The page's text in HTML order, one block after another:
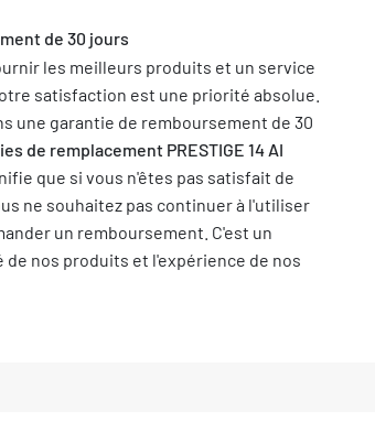
de 30 jours
les meilleurs produits et un service
satisfaction est une priorité absolue.
une garantie de remboursement de 30
de remplacement PRESTIGE 14 AI
que si vous n'êtes pas satisfait de
ne souhaitez pas continuer à l'utiliser
un remboursement. C'est un
nos produits et l'expérience de nos